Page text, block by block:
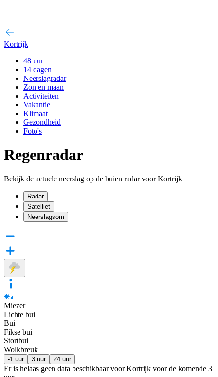
Kortrijk
48 uur
14 dagen
Neerslagradar
Zon en maan
Activiteiten
Vakantie
Klimaat
Gezondheid
Foto's
Regenradar
Bekijk de actuele neerslag op de buien radar voor Kortrijk
Radar
Satelliet
Neerslagsom
Miezer
Lichte bui
Bui
Fikse bui
Stortbui
Wolkbreuk
-1 uur 3 uur 24 uur
Er is helaas geen data beschikbaar voor Kortrijk voor de komende 3